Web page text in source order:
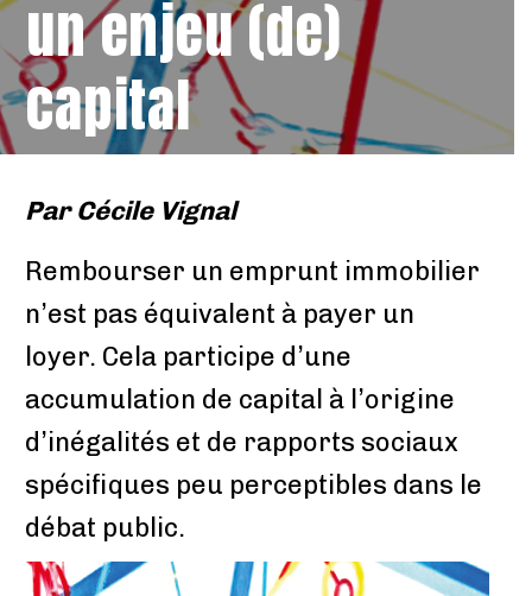
un enjeu (de)
capital
ParCécile Vignal
Rembourser un emprunt immobilier
n’est pas équivalent à payer un
loyer. Cela participe d’une
accumulation de capital à l’origine
d’inégalités et de rapports sociaux
spécifiques peu perceptibles dans le
débat public.